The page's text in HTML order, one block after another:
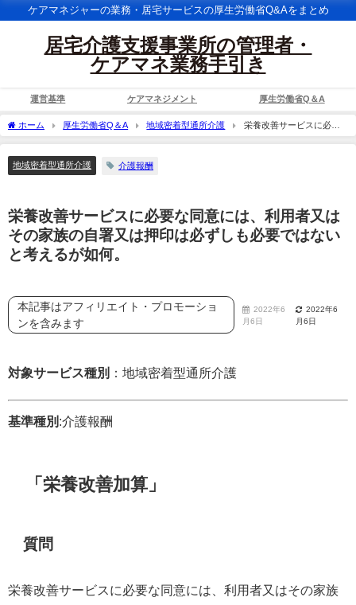
ケアマネジャーの業務・居宅サービスの厚生労働省Q&Aをまとめ
居宅介護支援事業所の管理者・
ケアマネ業務手引き
運営基準 ケアマネジメント 厚生労働省Q＆A
ホーム 厚生労働省Q＆A 地域密着型通所介護
栄養改善サービスに必要
な同意には、利用者又はその家族の自署又は押印は必ずしも必要ではないと考えるが
地域密着型通所介護
介護報酬
栄養改善サービスに必要な同意には、利用者又は
その家族の自署又は押印は必ずしも必要ではない
と考えるが如何。
本記事はアフィリエイト・プロモーショ
ンを含みます
2022年6
月6日
2022年6
月6日
対象サービス種別 ：地域密着型通所介護
基準種別 :介護報酬
「栄養改善加算」
質問
栄養改善サービスに必要な同意には、利用者又はその家族